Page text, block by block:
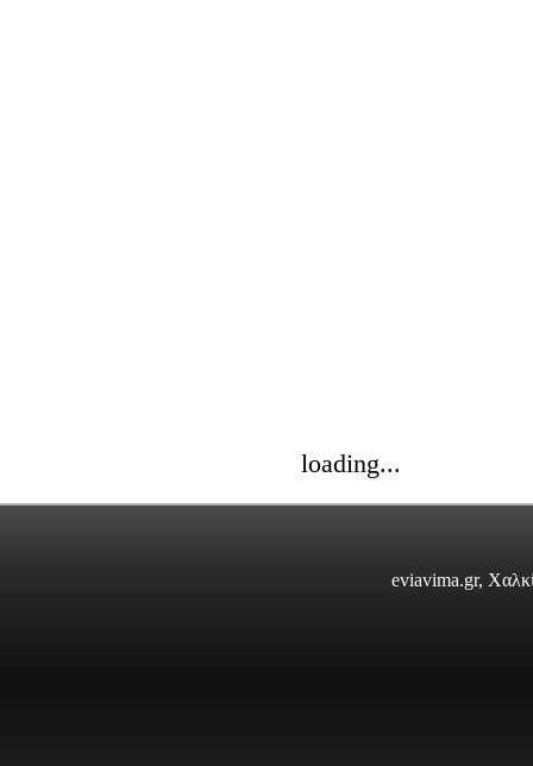
loading...
eviavima.gr,